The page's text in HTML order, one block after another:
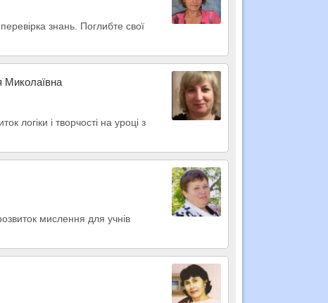
знань. Поглибте свої
Миколаївна
логіки і творчості на уроці з
мислення для учнів